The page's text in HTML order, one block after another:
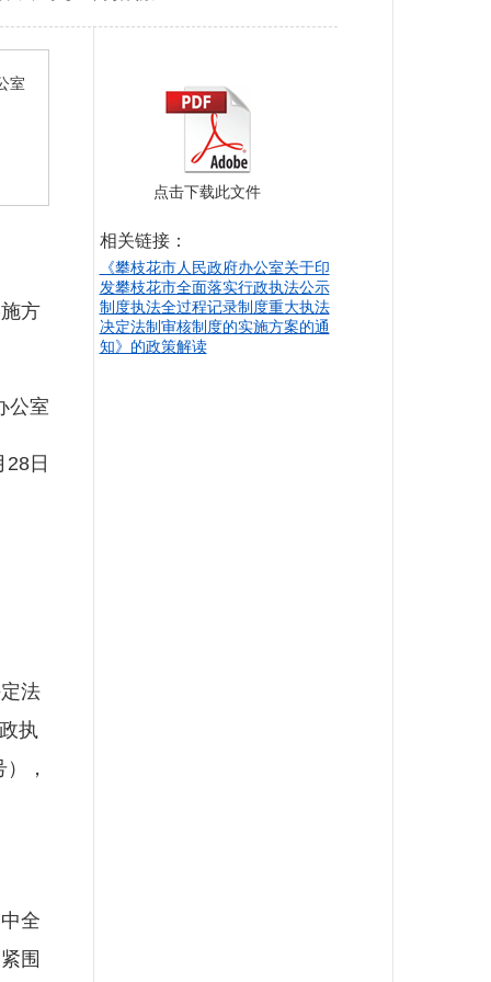
室
方
室
日
法
执
，
全
围
点击下载此文件
相关链接：
《攀枝花市人民政府办公室关于印
发攀枝花市全面落实行政执法公示
制度执法全过程记录制度重大执法
决定法制审核制度的实施方案的通
知》的政策解读